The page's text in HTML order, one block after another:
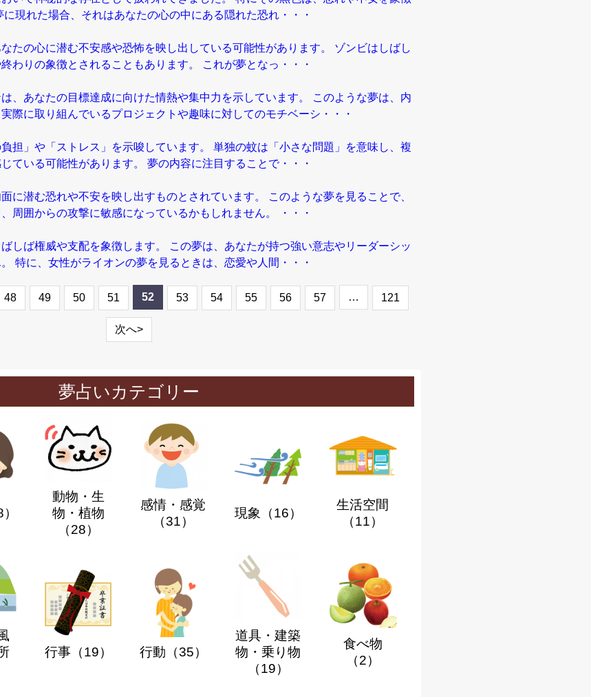
現れた場合、それはあなたの心の中にある隠れた恐れ・・・
たの心に潜む不安感や恐怖を映し出している可能性があります。 ゾンビはしばし
わりの象徴とされることもあります。 これが夢となっ・・・
、あなたの目標達成に向けた情熱や集中力を示しています。 このような夢は、内
際に取り組んでいるプロジェクトや趣味に対してのモチベーシ・・・
担」や「ストレス」を示唆しています。 単独の蚊は「小さな問題」を意味し、複
ている可能性があります。 夢の内容に注目することで・・・
に潜む恐れや不安を映し出すものとされています。 このような夢を見ることで、
周囲からの攻撃に敏感になっているかもしれません。 ・・・
しば権威や支配を象徴します。 この夢は、あなたが持つ強い意志やリーダーシッ
特に、女性がライオンの夢を見るときは、恋愛や人間・・・
48 49 50 51 52 53 54 55 56 57 … 121
次へ>
夢占いカテゴリー
動物・生
物・植物
（28）
感情・感覚
（31）
現象 （16）
生活空間
（11）
行事（19） 行動 （35）
道具・建築
物・乗り物
（19）
食べ物
（2）